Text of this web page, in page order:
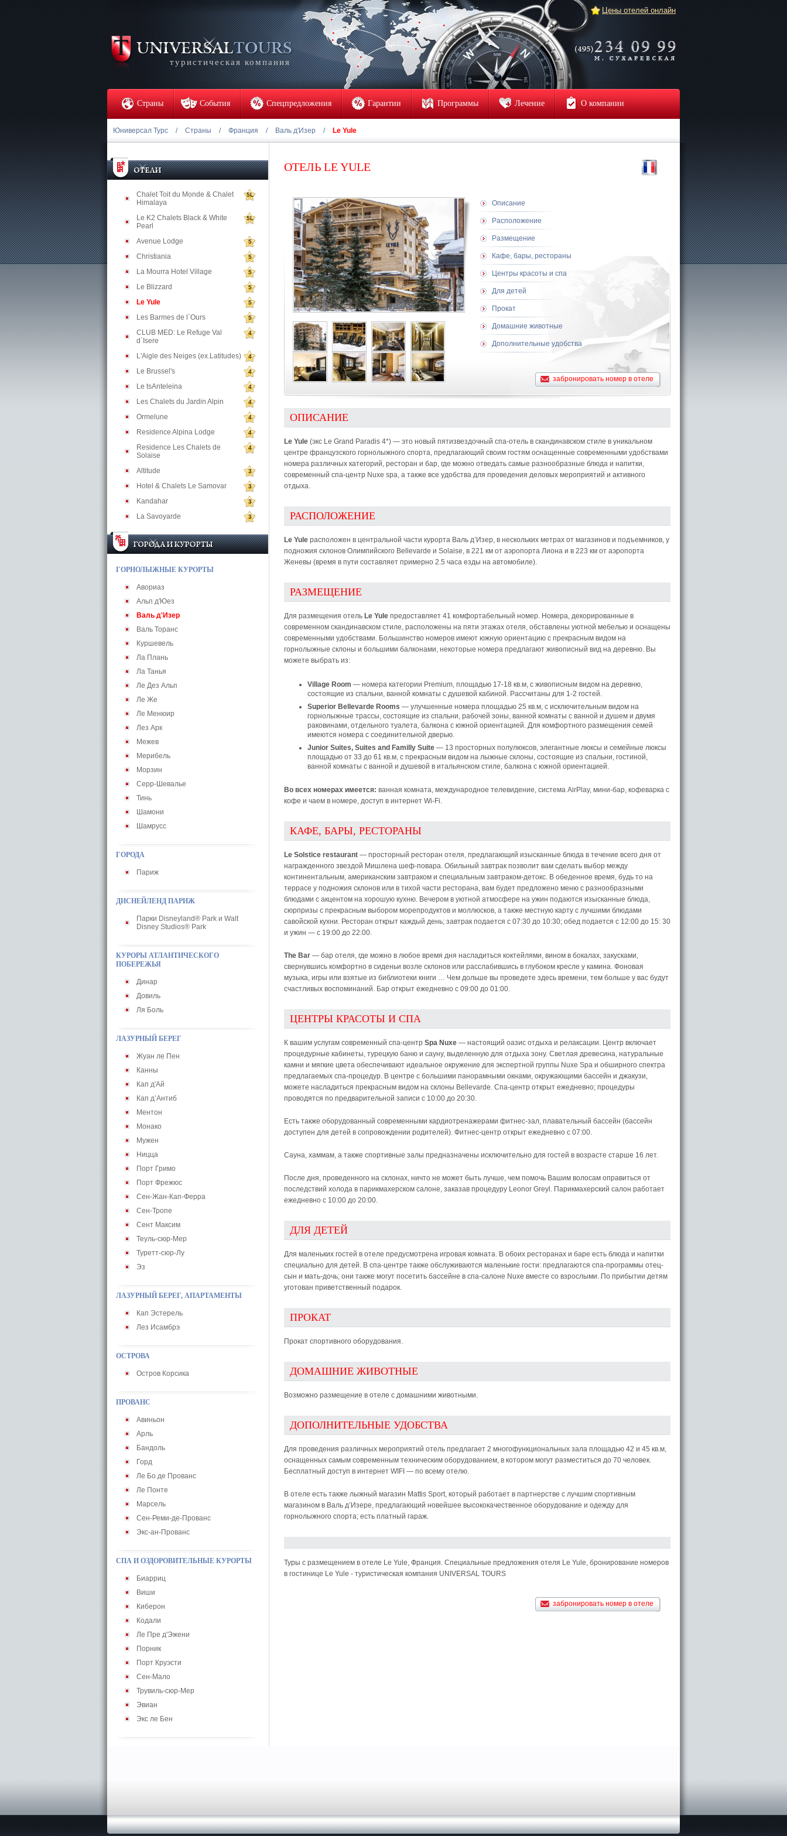
туристическая компания
Цены отелей онлайн
Страны События Спецпредложения Гарантии Программы Лечение О компании
Юниверсал Турс / Страны / Франция / Валь д'Изер / Le Yule
Chalet Toit du Monde & Chalet
Himalaya
5L
Le K2 Chalets Black & White
Pearl
5L
Avenue Lodge 5
Christiania 5
La Mourra Hotel Village 5
Le Blizzard 5
Le Yule 5
Les Barmes de l`Ours 5
CLUB MED: Le Refuge Val
d`Isere
4
L'Aigle des Neiges (ex.Latitudes) 4
Le Brussel's 4
Le tsAnteleina 4
Les Chalets du Jardin Alpin 4
Ormelune 4
Residence Alpina Lodge 4
Residence Les Chalets de
Solaise
4
Altitude 3
Hotel & Chalets Le Samovar 3
Kandahar 3
La Savoyarde 3
ГОРНОЛЫЖНЫЕ КУРОРТЫ
Авориаз
Альп д'Юез
Валь д'Изер
Валь Торанс
Куршевель
Ла Плань
Ла Танья
Ле Дез Альп
Ле Же
Ле Менюир
Лез Арк
Межев
Мерибель
Морзин
Серр-Шевалье
Тинь
Шамони
Шамрусс
ГОРОДА
Париж
ДИСНЕЙЛЕНД ПАРИЖ
Парки Disneyland® Park и Walt
Disney Studios® Park
КУРОРЫ АТЛАНТИЧЕСКОГО
ПОБЕРЕЖЬЯ
Динар
Довиль
Ля Боль
ЛАЗУРНЫЙ БЕРЕГ
Жуан ле Пен
Канны
Кап д'Ай
Кап д’Антиб
Ментон
Монако
Мужен
Ницца
Порт Гримо
Порт Фрежюс
Сен-Жан-Кап-Ферра
Сен-Тропе
Сент Максим
Теуль-сюр-Мер
Туретт-сюр-Лу
Эз
ЛАЗУРНЫЙ БЕРЕГ, АПАРТАМЕНТЫ
Кап Эстерель
Лез Исамбрэ
ОСТРОВА
Остров Корсика
ПРОВАНС
Авиньон
Арль
Бандоль
Горд
Ле Бо де Прованс
Ле Понте
Марсель
Сен-Реми-де-Прованс
Экс-ан-Прованс
СПА И ОЗДОРОВИТЕЛЬНЫЕ КУРОРТЫ
Биарриц
Виши
Киберон
Кодали
Ле Пре д'Эжени
Порник
Порт Круэсти
Сен-Мало
Трувиль-сюр-Мер
Эвиан
Экс ле Бен
ОТЕЛЬ LE YULE
Описание
Расположение
Размещение
Кафе, бары, рестораны
Центры красоты и спа
Для детей
Прокат
Домашние животные
Дополнительные удобства
забронировать номер в отеле
ОПИСАНИЕ
Le Yule (экс Le Grand Paradis 4*) — это новый пятизвездочный спа-отель в скандинавском стиле в уникальном
центре французского горнолыжного спорта, предлагающий своим гостям оснащенные современными удобствами
номера различных категорий, ресторан и бар, где можно отведать самые разнообразные блюда и напитки,
современный спа-центр Nuxe spa, а также все удобства для проведения деловых мероприятий и активного
отдыха.
РАСПОЛОЖЕНИЕ
Le Yule расположен в центральной части курорта Валь д’Изер, в нескольких метрах от магазинов и подъемников, у
подножия склонов Олимпийского Bellevarde и Solaise, в 221 км от аэропорта Лиона и в 223 км от аэропорта
Женевы (время в пути составляет примерно 2.5 часа езды на автомобиле).
РАЗМЕЩЕНИЕ
Для размещения отель Le Yule предоставляет 41 комфортабельный номер. Номера, декорированные в
современном скандинавском стиле, расположены на пяти этажах отеля, обставлены уютной мебелью и оснащены
современными удобствами. Большинство номеров имеют южную ориентацию с прекрасным видом на
горнолыжные склоны и большими балконами, некоторые номера предлагают живописный вид на деревню. Вы
можете выбрать из:
Village Room — номера категории Premium, площадью 17-18 кв.м, с живописным видом на деревню,
состоящие из спальни, ванной комнаты с душевой кабиной. Рассчитаны для 1-2 гостей.
Superior Bellevarde Rooms — улучшенные номера площадью 25 кв.м, с исключительным видом на
горнолыжные трассы, состоящие из спальни, рабочей зоны, ванной комнаты с ванной и душем и двумя
раковинами, отдельного туалета, балкона с южной ориентацией. Для комфортного размещения семей
имеются номера с соединительной дверью.
Junior Suites, Suites and Familly Suite — 13 просторных полулюксов, элегантные люксы и семейные люксы
площадью от 33 до 61 кв.м, с прекрасным видом на лыжные склоны, состоящие из спальни, гостиной,
ванной комнаты с ванной и душевой в итальянском стиле, балкона с южной ориентацией.
Во всех номерах имеется: ванная комната, международное телевидение, система AirPlay, мини-бар, кофеварка с
кофе и чаем в номере, доступ в интернет Wi-Fi.
КАФЕ, БАРЫ, РЕСТОРАНЫ
Le Solstice restaurant — просторный ресторан отеля, предлагающий изысканные блюда в течение всего дня от
награжденного звездой Мишлена шеф-повара. Обильный завтрак позволит вам сделать выбор между
континентальным, американским завтраком и специальным завтраком-детокс. В обеденное время, будь то на
террасе у подножия склонов или в тихой части ресторана, вам будет предложено меню с разнообразными
блюдами с акцентом на хорошую кухню. Вечером в уютной атмосфере на ужин подаются изысканные блюда,
сюрпризы с прекрасным выбором морепродуктов и моллюсков, а также местную карту с лучшими блюдами
савойской кухни. Ресторан открыт каждый день; завтрак подается с 07:30 до 10:30; обед подается с 12:00 до 15: 30
и ужин — с 19:00 до 22:00.
The Bar — бар отеля, где можно в любое время дня насладиться коктейлями, вином в бокалах, закусками,
свернувшись комфортно в сиденьи возле склонов или расслабившись в глубоком кресле у камина. Фоновая
музыка, игры или взятые из библиотеки книги … Чем дольше вы проведете здесь времени, тем больше у вас будут
счастливых воспоминаний. Бар открыт ежедневно с 09:00 до 01:00.
ЦЕНТРЫ КРАСОТЫ И СПА
К вашим услугам современный спа-центр Spa Nuxe — настоящий оазис отдыха и релаксации. Центр включает
процедурные кабинеты, турецкую баню и сауну, выделенную для отдыха зону. Светлая древесина, натуральные
камни и мягкие цвета обеспечивают идеальное окружение для экспертной группы Nuxe Spa и обширного спектра
предлагаемых спа-процедур. В центре с большими панорамными окнами, окружающими бассейн и джакузи,
можете насладиться прекрасным видом на склоны Bellevarde. Спа-центр открыт ежедневно; процедуры
проводятся по предварительной записи с 10:00 до 20:30.
Есть также оборудованный современными кардиотренажерами фитнес-зал, плавательный бассейн (бассейн
доступен для детей в сопровождении родителей). Фитнес-центр открыт ежедневно с 07:00.
Сауна, хаммам, а также спортивные залы предназначены исключительно для гостей в возрасте старше 16 лет.
После дня, проведенного на склонах, ничто не может быть лучше, чем помочь Вашим волосам оправиться от
последствий холода в парикмахерском салоне, заказав процедуру Leonor Greyl. Парикмахерский салон работает
ежедневно с 10:00 до 20:00.
ДЛЯ ДЕТЕЙ
Для маленьких гостей в отеле предусмотрена игровая комната. В обоих ресторанах и баре есть блюда и напитки
специально для детей. В спа-центре также обслуживаются маленькие гости: предлагаются спа-программы отец-
сын и мать-дочь; они также могут посетить бассейне в спа-салоне Nuxe вместе со взрослыми. По прибытии детям
уготован приветственный подарок.
ПРОКАТ
Прокат спортивного оборудования.
ДОМАШНИЕ ЖИВОТНЫЕ
Возможно размещение в отеле с домашними животными.
ДОПОЛНИТЕЛЬНЫЕ УДОБСТВА
Для проведения различных мероприятий отель предлагает 2 многофункциональных зала площадью 42 и 45 кв.м,
оснащенных самым современным техническим оборудованием, в котором могут разместиться до 70 человек.
Бесплатный доступ в интернет WIFI — по всему отелю.
В отеле есть также лыжный магазин Mattis Sport, который работает в партнерстве с лучшим спортивным
магазином в Валь д’Изере, предлагающий новейшее высококачественное оборудование и одежду для
горнолыжного спорта; есть платный гараж.
Туры с размещением в отеле Le Yule, Франция. Специальные предложения отеля Le Yule, бронирование номеров
в гостинице Le Yule - туристическая компания UNIVERSAL TOURS
забронировать номер в отеле